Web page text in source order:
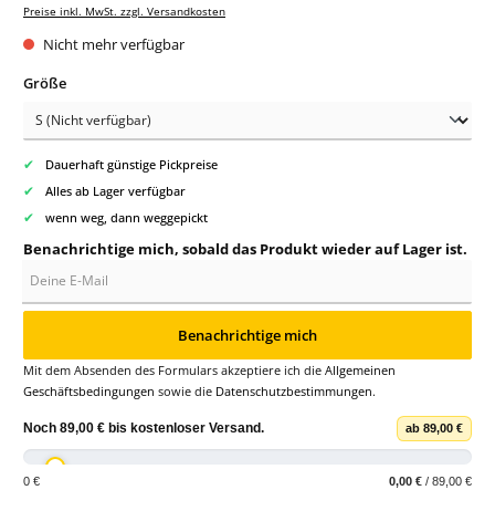
Preise inkl. MwSt. zzgl. Versandkosten
Nicht mehr verfügbar
Größeauswählen
✔ Dauerhaft günstige Pickpreise
✔ Alles ab Lager verfügbar
✔ wenn weg, dann weggepickt
Benachrichtige mich, sobald das Produkt wieder auf Lager ist.
Benachrichtige mich
Mit dem Absenden des Formulars akzeptiere ich die Allgemeinen
Geschäftsbedingungen sowie die Datenschutzbestimmungen.
Noch 89,00 € bis kostenloser Versand. ab 89,00 €
0 € 0,00 € / 89,00 €